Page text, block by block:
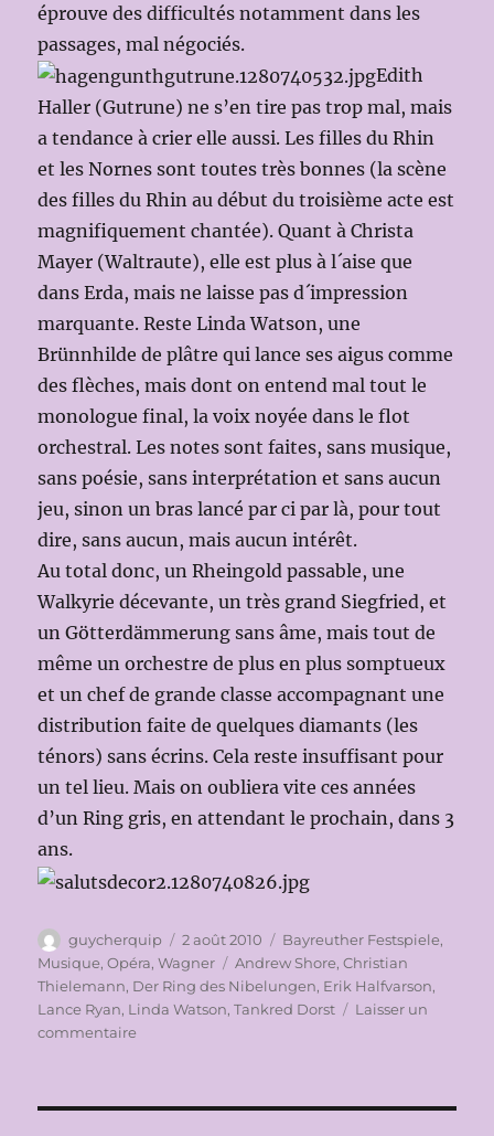
éprouve des difficultés notamment dans les
passages, mal négociés.
Edith
Haller (Gutrune) ne s’en tire pas trop mal, mais
a tendance à crier elle aussi. Les filles du Rhin
et les Nornes sont toutes très bonnes (la scène
des filles du Rhin au début du troisième acte est
magnifiquement chantée). Quant à Christa
Mayer (Waltraute), elle est plus à l´aise que
dans Erda, mais ne laisse pas d´impression
marquante. Reste Linda Watson, une
Brünnhilde de plâtre qui lance ses aigus comme
des flèches, mais dont on entend mal tout le
monologue final, la voix noyée dans le flot
orchestral. Les notes sont faites, sans musique,
sans poésie, sans interprétation et sans aucun
jeu, sinon un bras lancé par ci par là, pour tout
dire, sans aucun, mais aucun intérêt.
Au total donc, un Rheingold passable, une
Walkyrie décevante, un très grand Siegfried, et
un Götterdämmerung sans âme, mais tout de
même un orchestre de plus en plus somptueux
et un chef de grande classe accompagnant une
distribution faite de quelques diamants (les
ténors) sans écrins. Cela reste insuffisant pour
un tel lieu. Mais on oubliera vite ces années
d’un Ring gris, en attendant le prochain, dans 3
ans.
Auteur
guycherquip
Publié
le
2 août 2010 Catégories
Bayreuther Festspiele,
Musique,Opéra,Wagner Étiquettes
Andrew Shore,Christian
Thielemann, Der Ring des Nibelungen, Erik Halfvarson,
Lance Ryan, Linda Watson,Tankred Dorst
Laisser un
commentairesur